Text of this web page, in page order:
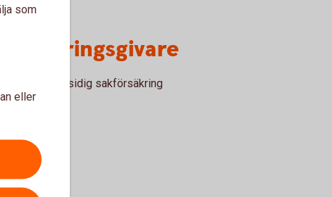
Försäkringsgivare
Folksam ömsesidig sakförsäkring
som
eller